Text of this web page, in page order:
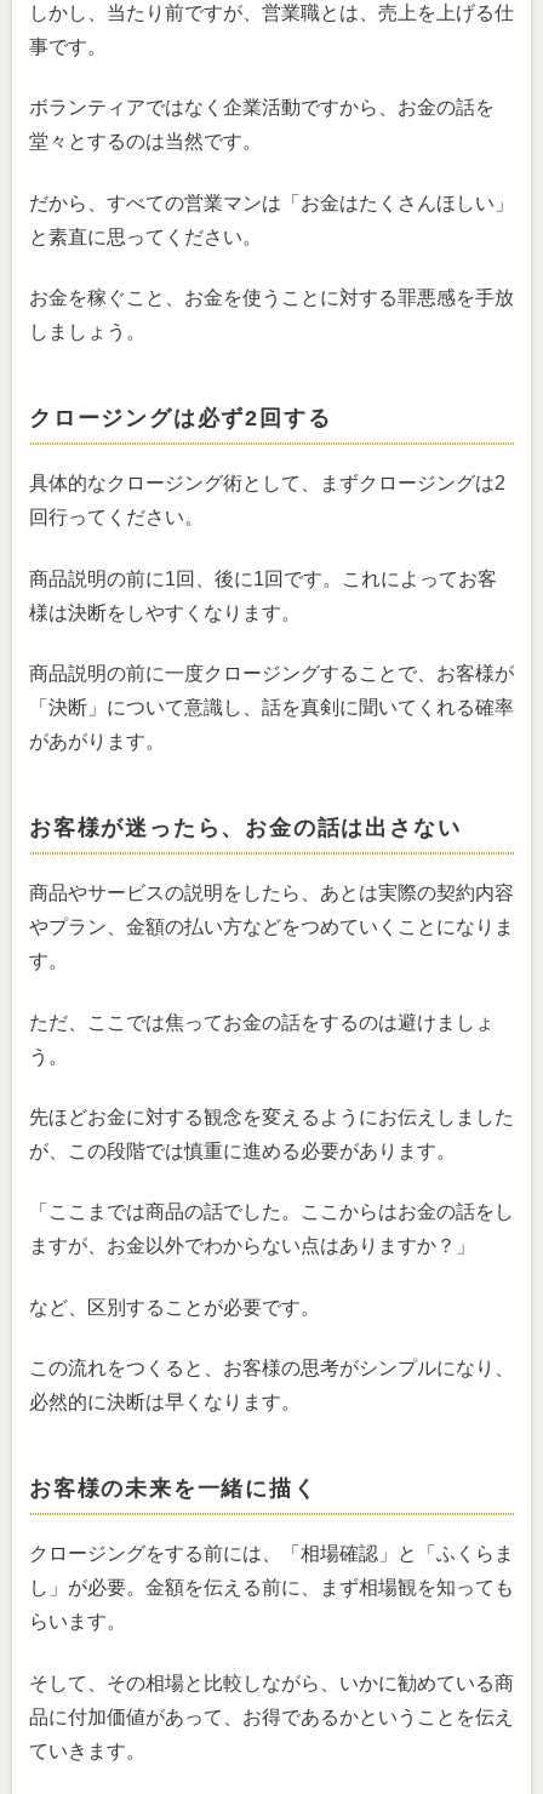
しかし、当たり前ですが、営業職とは、売上を上げる仕
事です。
ボランティアではなく企業活動ですから、お金の話を
堂々とするのは当然です。
だから、すべての営業マンは「お金はたくさんほしい」
と素直に思ってください。
お金を稼ぐこと、お金を使うことに対する罪悪感を手放
しましょう。
クロージングは必ず2回する
具体的なクロージング術として、まずクロージングは2
回行ってください。
商品説明の前に1回、後に1回です。これによってお客
様は決断をしやすくなります。
商品説明の前に一度クロージングすることで、お客様が
「決断」について意識し、話を真剣に聞いてくれる確率
があがります。
お客様が迷ったら、お金の話は出さない
商品やサービスの説明をしたら、あとは実際の契約内容
やプラン、金額の払い方などをつめていくことになりま
す。
ただ、ここでは焦ってお金の話をするのは避けましょ
う。
先ほどお金に対する観念を変えるようにお伝えしました
が、この段階では慎重に進める必要があります。
「ここまでは商品の話でした。ここからはお金の話をし
ますが、お金以外でわからない点はありますか？」
など、区別することが必要です。
この流れをつくると、お客様の思考がシンプルになり、
必然的に決断は早くなります。
お客様の未来を一緒に描く
クロージングをする前には、「相場確認」と「ふくらま
し」が必要。金額を伝える前に、まず相場観を知っても
らいます。
そして、その相場と比較しながら、いかに勧めている商
品に付加価値があって、お得であるかということを伝え
ていきます。